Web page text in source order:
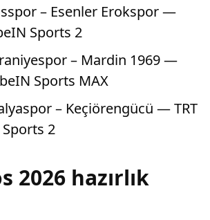
– Esenler Erokspor —
Sports 2
– Mardin 1969 —
Sports MAX
– Keçiörengücü — TRT
2
2026 hazırlık